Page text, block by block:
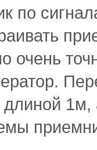
по
очень
длиной